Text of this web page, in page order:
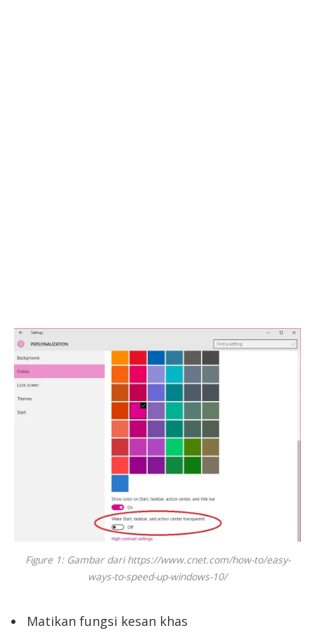
Figure 1: Gambar dari https://www.cnet.com/how-to/easy-
ways-to-speed-up-windows-10/
Matikan fungsi kesan khas